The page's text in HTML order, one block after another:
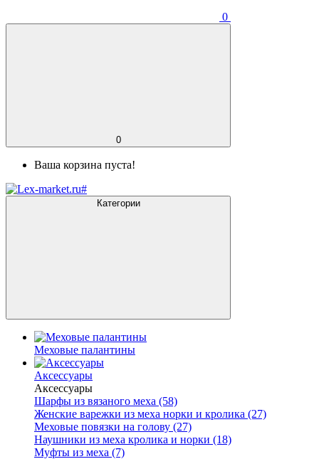
0
0
Ваша корзина пуста!
Категории
Меховые палантины
Аксессуары
Аксессуары
Шарфы из вязаного меха (58)
Женские варежки из меха норки и кролика (27)
Меховые повязки на голову (27)
Наушники из меха кролика и норки (18)
Муфты из меха (7)